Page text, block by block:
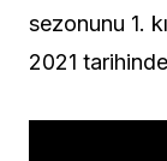
sezonunu 1.
2021